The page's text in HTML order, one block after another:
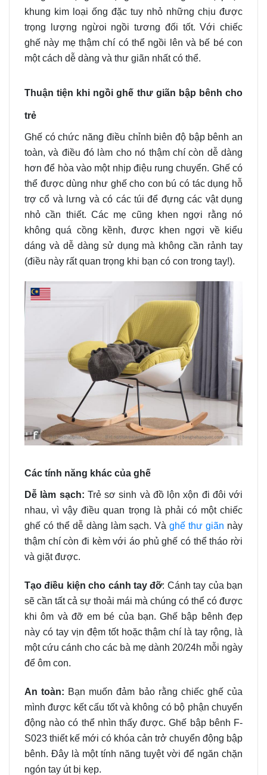
khung kim loại ống đặc tuy nhỏ những chịu được
trọng lượng ngừoi ngồi tương đối tốt. Với chiếc
ghế này mẹ thậm chí có thể ngồi lên và bế bé con
một cách dễ dàng và thư giãn nhất có thể.
Thuận tiện khi ngồi ghế thư giãn bập bênh cho
trẻ
Ghế có chức năng điều chỉnh biên độ bập bênh an
toàn, và điều đó làm cho nó thậm chí còn dễ dàng
hơn để hòa vào một nhịp điệu rung chuyển. Ghế có
thể được dùng như ghế cho con bú có tác dụng hỗ
trợ cổ và lưng và có các túi để đựng các vật dụng
nhỏ cần thiết. Các mẹ cũng khen ngợi rằng nó
không quá cồng kềnh, được khen ngợi về kiểu
dáng và dễ dàng sử dụng mà không cần rảnh tay
(điều này rất quan trọng khi bạn có con trong tay!).
Các tính năng khác của ghế
Dễ làm sạch: Trẻ sơ sinh và đồ lộn xộn đi đôi với
nhau, vì vậy điều quan trọng là phải có một chiếc
ghế có thể dễ dàng làm sạch. Vàghế thư giãn này
thậm chí còn đi kèm với áo phủ ghế có thể tháo rời
và giặt được.
Tạo điều kiện cho cánh tay đỡ: Cánh tay của bạn
sẽ cần tất cả sự thoải mái mà chúng có thể có được
khi ôm và đỡ em bé của bạn. Ghế bập bênh đẹp
này có tay vịn đệm tốt hoặc thậm chí là tay rộng, là
một cứu cánh cho các bà mẹ dành 20/24h mỗi ngày
để ôm con.
An toàn: Bạn muốn đảm bảo rằng chiếc ghế của
mình được kết cấu tốt và không có bộ phận chuyển
động nào có thể nhìn thấy được. Ghế bập bênh F-
S023 thiết kế mới có khóa cản trở chuyển động bập
bênh. Đây là một tính năng tuyệt vời để ngăn chặn
ngón tay út bị kẹp.